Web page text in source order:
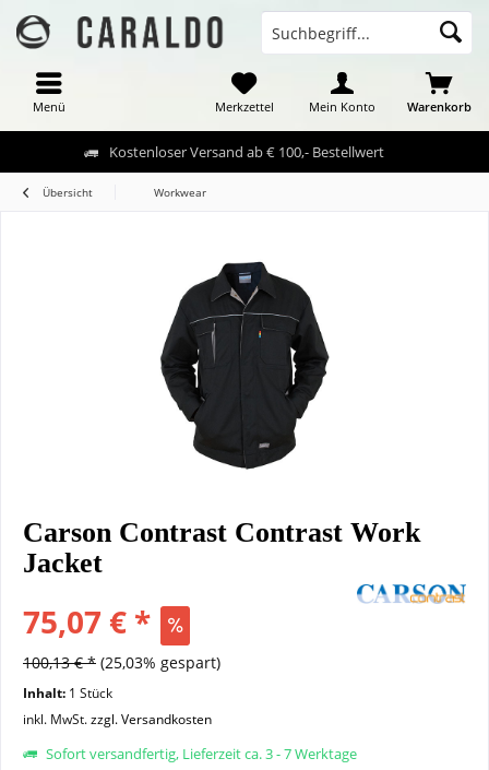
Kostenloser Versand ab € 100,- Bestellwert
Menü Warenkorb
Merkzettel Mein Konto
Übersicht Workwear
Carson Contrast Contrast Work
Jacket
75,07 € *
100,13 € * (25,03% gespart)
Inhalt: 1 Stück
inkl. MwSt.zzgl. Versandkosten
Sofort versandfertig, Lieferzeit ca. 3 - 7 Werktage